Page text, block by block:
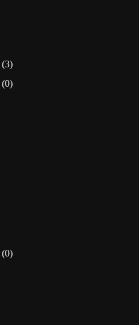
(3)
(0)
(0)